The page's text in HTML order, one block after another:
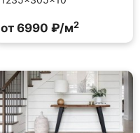
от 6990 ₽/м2